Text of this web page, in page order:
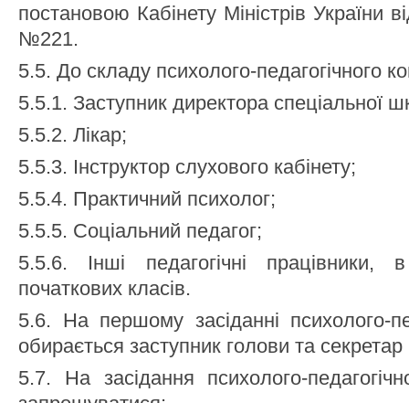
постановою Кабінету Міністрів України
№221.
5.5. До складу психолого-педагогічного
5.5.1. Заступник директора спеціальної
5.5.2. Лікар;
5.5.3. Інструктор слухового кабінету;
5.5.4. Практичний психолог;
5.5.5. Соціальний педагог;
5.5.6. Інші педагогічні
початкових класів.
5.6. На першому засіданні психолого-
обирається заступник голови та секретар
5.7. На засідання психолого-